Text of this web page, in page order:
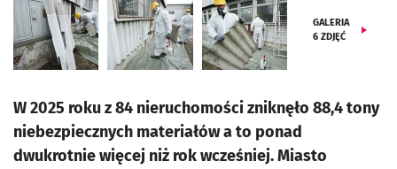
GALERIA
6 ZDJĘĆ
W 2025 roku z 84 nieruchomości zniknęło 88,4 tony
niebezpiecznych materiałów a to ponad
dwukrotnie więcej niż rok wcześniej. Miasto